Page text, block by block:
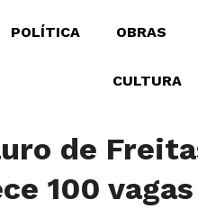
POLÍTICA OBRAS
CULTURA
de
100